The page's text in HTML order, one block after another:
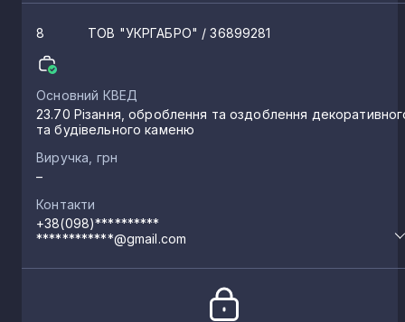
8 ТОВ "УКРГАБРО" / 36899281
Основний КВЕД
23.70 Різання, оброблення та оздоблення
та будівельного каменю
Виручка, грн
–
Контакти
+38(098)**********
************@gmail.com